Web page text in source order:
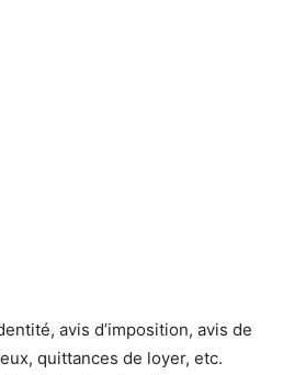
avis d’imposition, avis de
quittances de loyer, etc.